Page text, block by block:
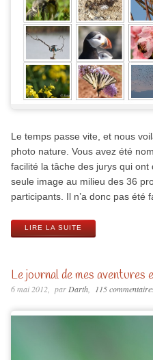
Le temps passe vite, et nous
photo nature. Vous avez été
facilité la tâche des jurys qui ont
seule image au milieu des 36
participants. Il n’a donc pas été
LIRE LA SUITE
Le journal de mes
6 mai 2012 par Darth 115